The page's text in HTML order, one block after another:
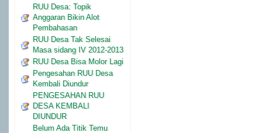
RUU Desa: Topik
Anggaran Bikin Alot
Pembahasan
RUU Desa Tak Selesai
Masa sidang IV 2012-2013
RUU Desa Bisa Molor Lagi
Pengesahan RUU Desa
Kembali Diundur
PENGESAHAN RUU
DESA KEMBALI
DIUNDUR
Belum Ada Titik Temu